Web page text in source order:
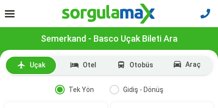
Semerkand - Basco Uçak Bileti Ara
Uçak Otel Otobüs Araç
Tek Yön Gidiş - Dönüş